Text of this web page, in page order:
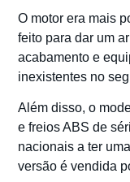
O motor era mais
feito para dar um
acabamento e
inexistentes no
Além disso, o
e freios ABS de
nacionais a ter
versão é vendida